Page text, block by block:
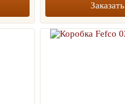
Заказать